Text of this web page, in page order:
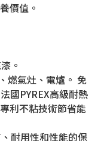
價值。
。
燃氣灶、電爐。 免
國PYREX高級耐熱
利不粘技術節省能
耐用性和性能的保